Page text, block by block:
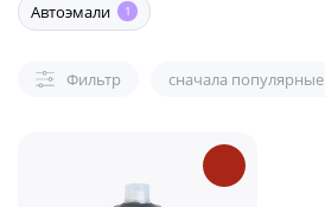
Автоэмали 1
Фильтр сначала популярные